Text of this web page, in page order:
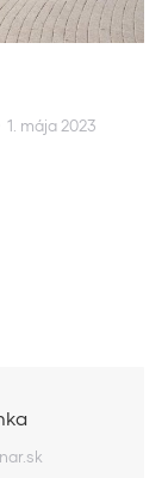
1. mája 2023